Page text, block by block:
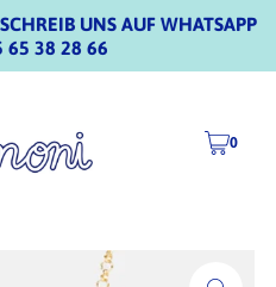
UNS AUF WHATSAPP
65 38 28 66
0